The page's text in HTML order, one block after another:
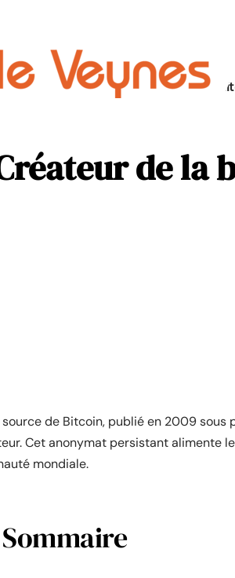
de la
de Bitcoin, publié en 2009 sous
Cet anonymat persistant alimente
mondiale.
Sommaire